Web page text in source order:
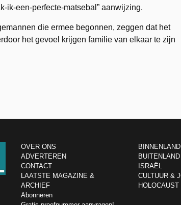
ik-een-perfecte-matsebal” aanwijzing.
die ermee begonnen, zeggen dat het
het gevoel krijgen familie van elkaar te zijn
OVER ONS
ADVERTEREN
CONTACT
LAATSTE MAGAZINE &
ARCHIEF
Abonneren
BINNENLAND
BUITENLAND
ISRAËL
CULTUUR &
HOLOCAUST